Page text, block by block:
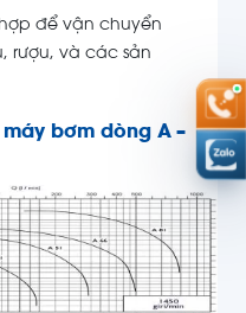
để vận chuyển
rượu, và các sản
bơm dòng A –